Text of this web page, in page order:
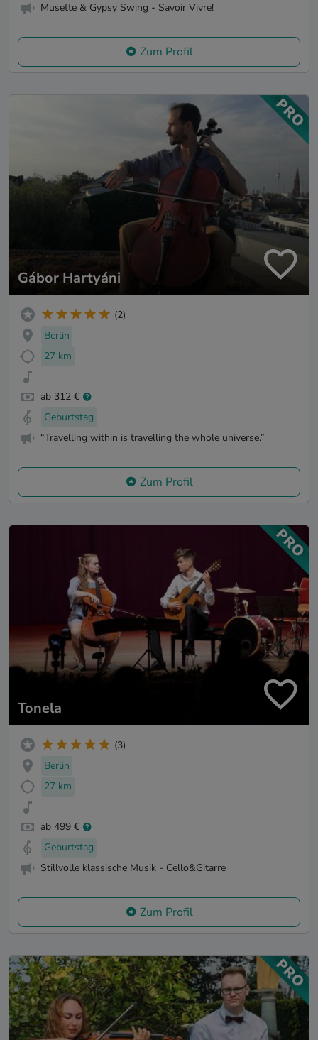
Musette & Gypsy Swing - Savoir Vivre!
Zum Profil
Gábor Hartyáni
(2)
Berlin
27 km
ab 312 €
Geburtstag
“Travelling within is travelling the whole universe.”
Zum Profil
Tonela
(3)
Berlin
27 km
ab 499 €
Geburtstag
Stillvolle klassische Musik - Cello&Gitarre
Zum Profil